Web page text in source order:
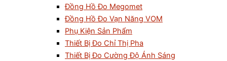
Đồng Hồ Đo Megomet
Đồng Hồ Đo Vạn Năng VOM
Phụ Kiện Sản Phẩm
Thiết Bị Đo Chỉ Thị Pha
Thiết Bị Đo Cường Độ Ánh Sáng